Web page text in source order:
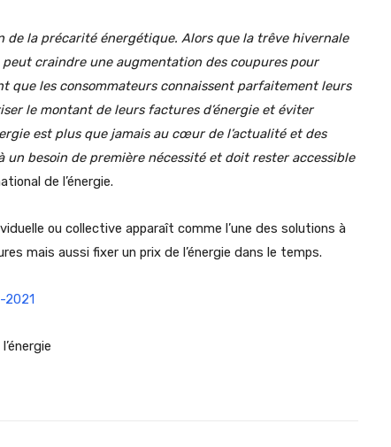
de la précarité énergétique. Alors que la trêve hivernale
craindre une augmentation des coupures pour
que les consommateurs connaissent parfaitement leurs
le montant de leurs factures d’énergie et éviter
est plus que jamais au cœur de l’actualité et des
un besoin de première nécessité et doit rester accessible
de l’énergie.
ou collective apparaît comme l’une des solutions à
mais aussi fixer un prix de l’énergie dans le temps.
2021